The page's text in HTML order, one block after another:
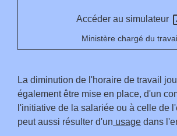
Accéder au simulateur
Ministère chargé du
La diminution de l'horaire de travail
également être mise en place, d'un
l'initiative de la salariée ou à celle de
peut aussi résulter d'un usage dans